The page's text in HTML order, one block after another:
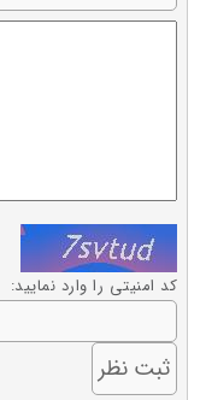
کد امنیتی را وارد نمایید: